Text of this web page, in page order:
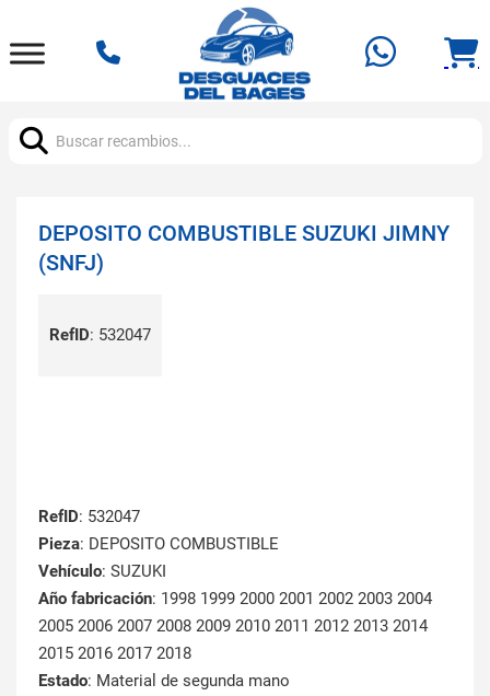
DEPOSITO COMBUSTIBLE SUZUKI JIMNY
(SNFJ)
RefID: 532047
RefID: 532047
Pieza: DEPOSITO COMBUSTIBLE
Vehículo: SUZUKI
Año fabricación: 1998 1999 2000 2001 2002 2003 2004
2005 2006 2007 2008 2009 2010 2011 2012 2013 2014
2015 2016 2017 2018
Estado: Material de segunda mano